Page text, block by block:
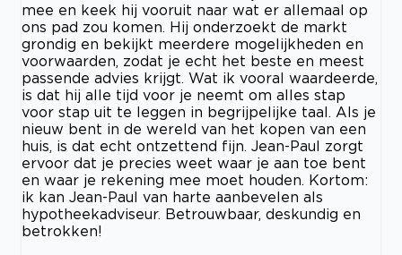
mee en keek hij vooruit naar wat er allemaal op
ons pad zou komen. Hij onderzoekt de markt
grondig en bekijkt meerdere mogelijkheden en
voorwaarden, zodat je echt het beste en meest
passende advies krijgt. Wat ik vooral waardeerde,
is dat hij alle tijd voor je neemt om alles stap
voor stap uit te leggen in begrijpelijke taal. Als je
nieuw bent in de wereld van het kopen van een
huis, is dat echt ontzettend fijn. Jean-Paul zorgt
ervoor dat je precies weet waar je aan toe bent
en waar je rekening mee moet houden. Kortom:
ik kan Jean-Paul van harte aanbevelen als
hypotheekadviseur. Betrouwbaar, deskundig en
betrokken!